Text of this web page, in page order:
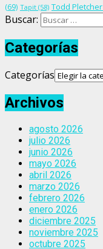
(69) Tapit (58) Todd Pletcher
Buscar:
Categorías
Categorías
Archivos
agosto 2026
julio 2026
junio 2026
mayo 2026
abril 2026
marzo 2026
febrero 2026
enero 2026
diciembre 2025
noviembre 2025
octubre 2025